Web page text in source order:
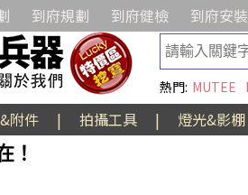
到府規劃 到府健檢 到府安裝
熱門: MUTEE
附件 | 拍攝工具 |
燈光&影棚
！